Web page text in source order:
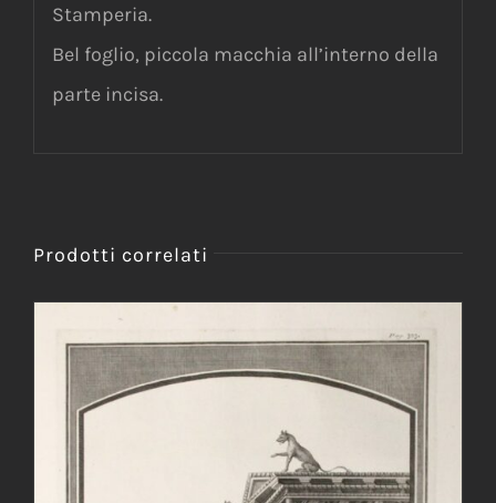
Stamperia.
Bel foglio, piccola macchia all’interno della
parte incisa.
Prodotti correlati